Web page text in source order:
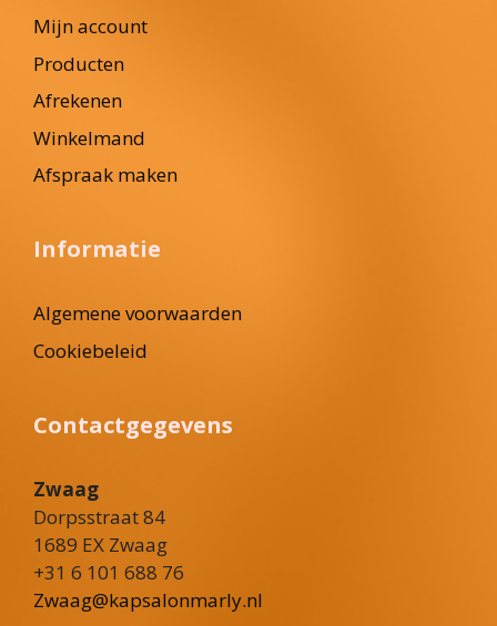
Mijn account
Producten
Afrekenen
Winkelmand
Afspraak maken
Informatie
Algemene voorwaarden
Cookiebeleid
Contactgegevens
Zwaag
Dorpsstraat 84
1689 EX Zwaag
+31 6 101 688 76
Zwaag@kapsalonmarly.nl